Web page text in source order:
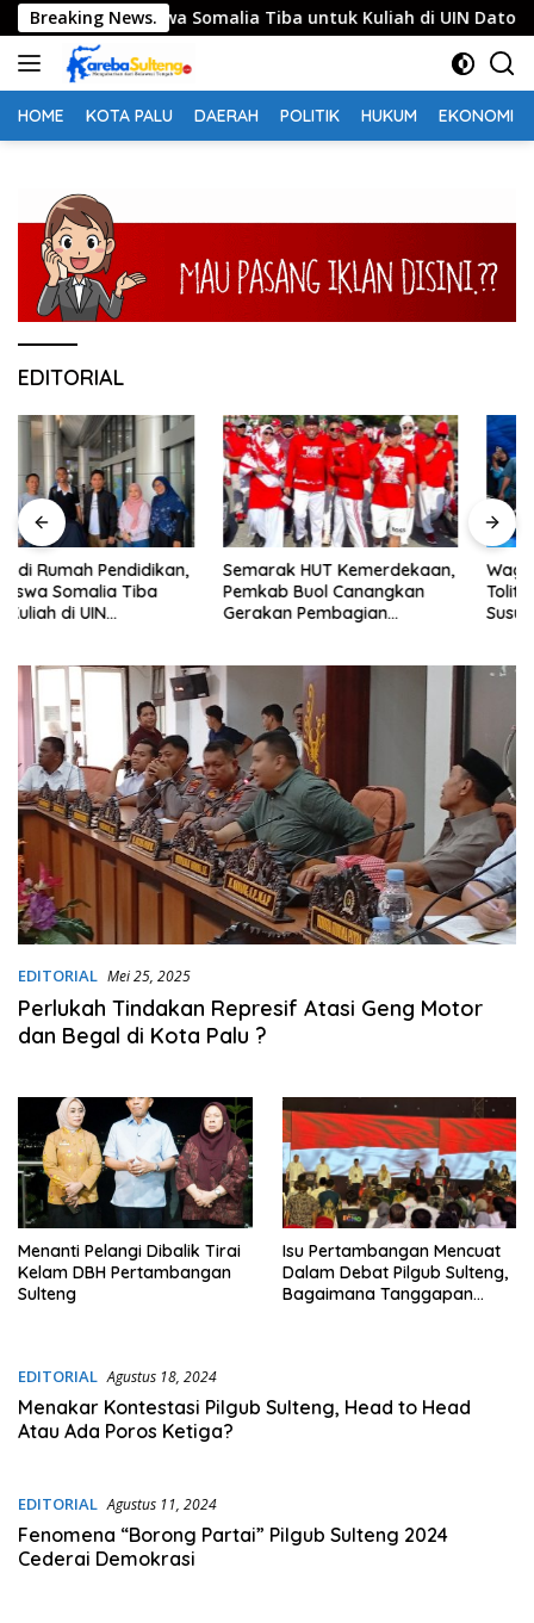
Langsung
ke
konten
Breaking News.
Mahasiswa Somalia Tiba untuk Kuliah di UIN
HOME KOTA PALU DAERAH POLITIK HUKUM EKONOMI
EDITORIAL
Semarak HUT Kemerdekaan,
Pemkab Buol Canangkan
Gerakan Pembagian
Wagub Reny dan Bupati
Tolitoli Sidak Pasar
Susumbolan
EDITORIAL Mei 25, 2025
Perlukah Tindakan Represif Atasi Geng Motor
dan Begal di Kota Palu ?
Menanti Pelangi Dibalik Tirai
Kelam DBH Pertambangan
Sulteng
Isu Pertambangan Mencuat
Dalam Debat Pilgub Sulteng,
Bagaimana Tanggapan
EDITORIAL Agustus 18, 2024
Menakar Kontestasi Pilgub Sulteng, Head to Head
Atau Ada Poros Ketiga?
EDITORIAL Agustus 11, 2024
Fenomena “Borong Partai” Pilgub Sulteng 2024
Cederai Demokrasi